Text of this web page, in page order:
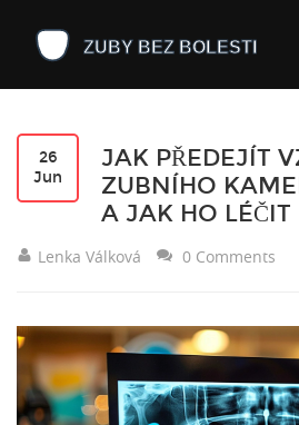
26
Jun
JAK PŘEDEJÍT
ZUBNÍHO
A JAK HO LÉČIT
Lenka Válková 0 Comments